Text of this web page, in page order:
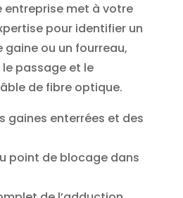
entreprise met à votre
pour identifier un
ou un fourreau,
passage et le
de fibre optique.
gaines enterrées et des
point de blocage dans